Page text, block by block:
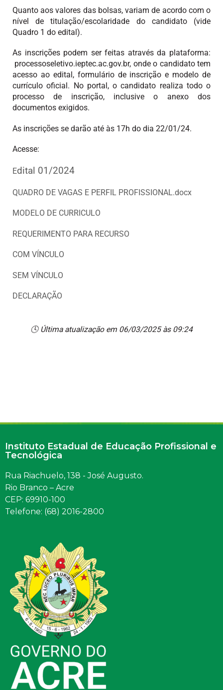
Quanto aos valores das bolsas, variam de acordo com o
nível de titulação/escolaridade do candidato (vide
Quadro 1 do edital).
As inscrições podem ser feitas através da plataforma:
processoseletivo.ieptec.ac.gov.br, onde o candidato tem
acesso ao edital, formulário de inscrição e modelo de
currículo oficial. No portal, o candidato realiza todo o
processo de inscrição, inclusive o anexo dos
documentos exigidos.
As inscrições se darão até às 17h do dia 22/01/24.
Acesse:
Edital 01/2024
QUADRO DE VAGAS E PERFIL PROFISSIONAL.docx
MODELO DE CURRICULO
REQUERIMENTO PARA RECURSO
COM VÍNCULO
SEM VÍNCULO
DECLARAÇÃO
🕓 Última atualização em 06/03/2025 às 09:24
Instituto Estadual de Educação Profissional e
Tecnológica
Rua Riachuelo, 138 - José Augusto.
Rio Branco – Acre
CEP: 69910-100
Telefone: (68) 2016-2800